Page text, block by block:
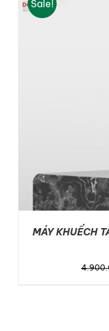
Sale!
MÁY KHUẾCH